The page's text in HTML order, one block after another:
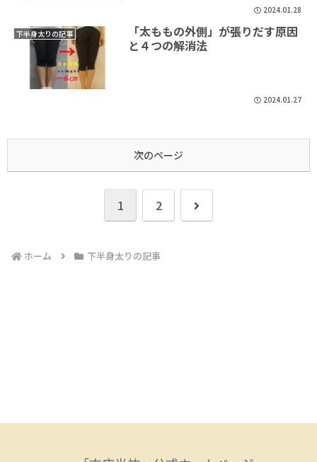
2024.01.28
下半身太りの記事
「太ももの外側」が張りだす原因
と４つの解消法
2024.01.27
次のページ
1 2
次
ホーム 下半身太りの記事